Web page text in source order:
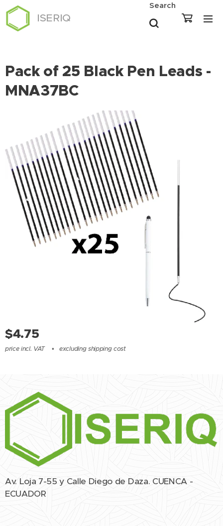
ISERIQ
Search
Pack of 25 Black Pen Leads -
MNA37BC
$4.75
price incl. VAT excluding shipping cost
Av. Loja 7-55 y Calle Diego de Daza. CUENCA -
ECUADOR